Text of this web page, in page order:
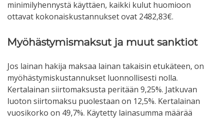
minimilyhennystä käyttäen, kaikki kulut huomioon
ottavat kokonaiskustannukset ovat 2482,83€.
Myöhästymismaksut ja muut sanktiot
Jos lainan hakija maksaa lainan takaisin etukäteen, on
myöhästymiskustannukset luonnollisesti nolla.
Kertalainan siirtomaksusta peritään 9,25%. Jatkuvan
luoton siirtomaksu puolestaan on 12,5%. Kertalainan
vuosikorko on 49,7%. Käytetty lainasumma määrää